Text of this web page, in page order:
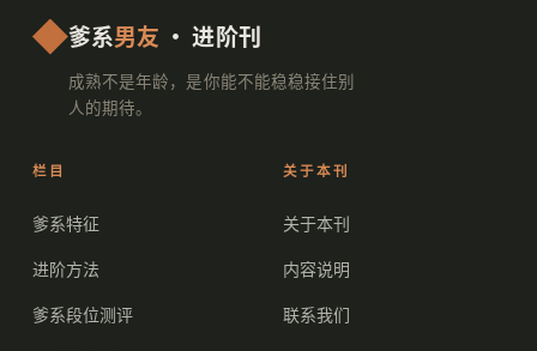
爹系男友 · 进阶刊
成熟不是年龄，是你能不能稳稳接住别
人的期待。
栏目
爹系特征
进阶方法
爹系段位测评
关于本刊
关于本刊
内容说明
联系我们